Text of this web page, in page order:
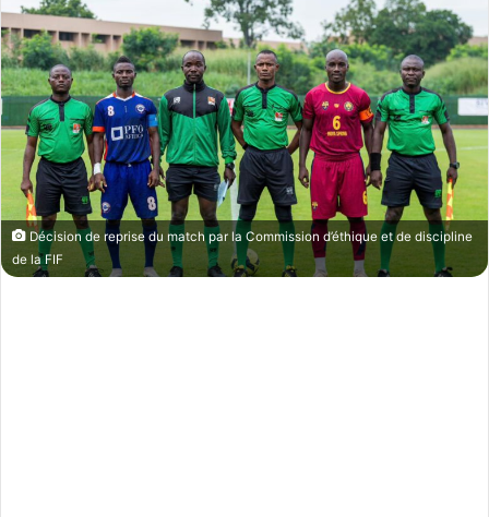
Décision de reprise du match par la Commission d’éthique et de discipline
de la FIF